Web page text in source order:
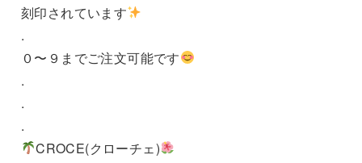
刻印されています
.
０〜９までご注文可能です
.
.
.
CROCE(クローチェ)